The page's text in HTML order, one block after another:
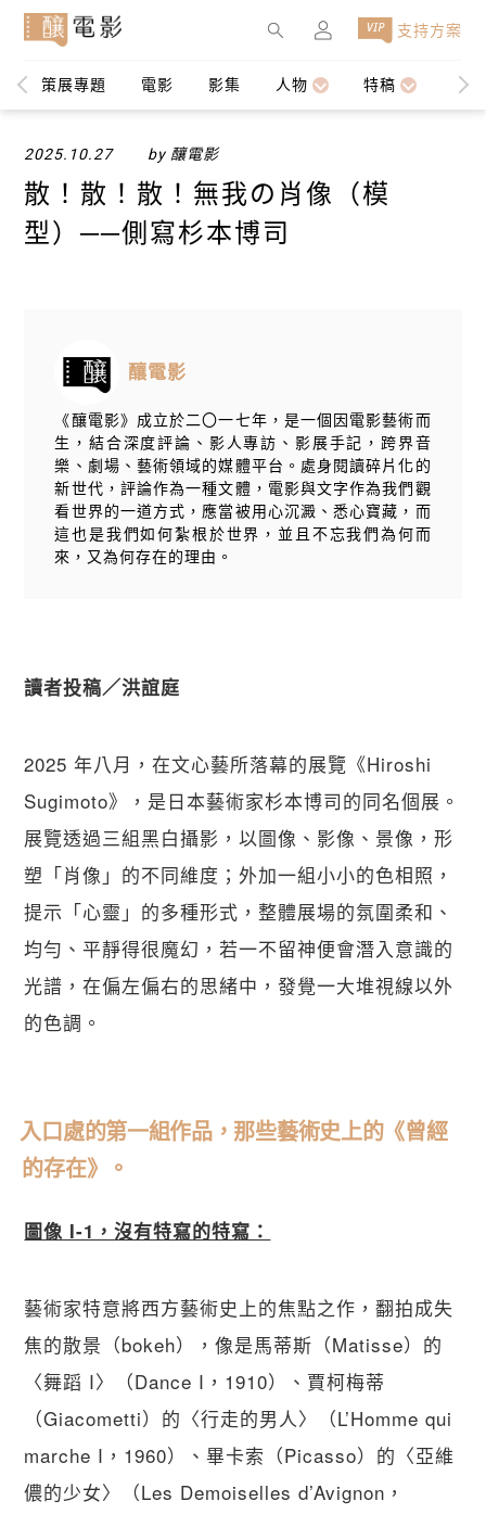
策展專題 電影 影集 人物 特稿 編
支持方案
×
2025.10.27 by 釀電影
散！散！散！無我の肖像（模
型）──側寫杉本博司
釀電影
《釀電影》成立於二〇一七年，是一個因電影藝術而
生，結合深度評論、影人專訪、影展手記，跨界音
樂、劇場、藝術領域的媒體平台。處身閱讀碎片化的
新世代，評論作為一種文體，電影與文字作為我們觀
看世界的一道方式，應當被用心沉澱、悉心寶藏，而
這也是我們如何紮根於世界，並且不忘我們為何而
來，又為何存在的理由。
讀者投稿／洪誼庭
2025 年八月，在文心藝所落幕的展覽《Hiroshi
Sugimoto》，是日本藝術家杉本博司的同名個展。
展覽透過三組黑白攝影，以圖像、影像、景像，形
塑「肖像」的不同維度；外加一組小小的色相照，
提示「心靈」的多種形式，整體展場的氛圍柔和、
均勻、平靜得很魔幻，若一不留神便會潛入意識的
光譜，在偏左偏右的思緒中，發覺一大堆視線以外
的色調。
入口處的第一組作品，那些藝術史上的《曾經
的存在》。
圖像 I-1，沒有特寫的特寫：
藝術家特意將西方藝術史上的焦點之作，翻拍成失
焦的散景（bokeh），像是馬蒂斯（Matisse）的
〈舞蹈 I〉（Dance I，1910）、賈柯梅蒂
（Giacometti）的〈行走的男人〉（L’Homme qui
marche I，1960）、畢卡索（Picasso）的〈亞維
儂的少女〉（Les Demoiselles d’Avignon，